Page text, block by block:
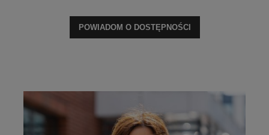
POWIADOM O DOSTĘPNOŚCI